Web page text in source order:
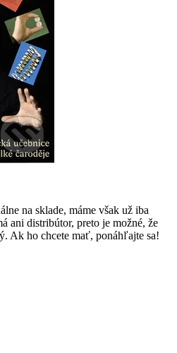
na sklade, máme však už iba
ani distribútor, preto je možné, že
Ak ho chcete mať, ponáhľajte sa!